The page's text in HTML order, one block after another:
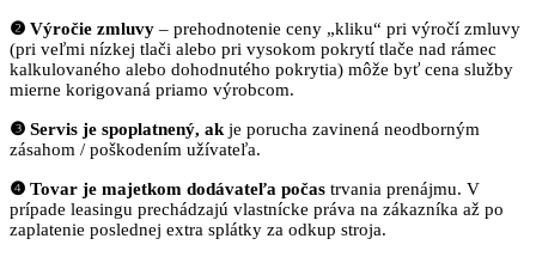
❷ Výročie zmluvy – prehodnotenie ceny „kliku“ pri výročí zmluvy
(pri veľmi nízkej tlači alebo pri vysokom pokrytí tlače nad rámec
kalkulovaného alebo dohodnutého pokrytia) môže byť cena služby
mierne korigovaná priamo výrobcom.
❸ Servis je spoplatnený, ak je porucha zavinená neodborným
zásahom / poškodením užívateľa.
❹ Tovar je majetkom dodávateľa počas trvania prenájmu. V
prípade leasingu prechádzajú vlastnícke práva na zákazníka až po
zaplatenie poslednej extra splátky za odkup stroja.